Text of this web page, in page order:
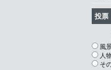
投票
風
人
そ